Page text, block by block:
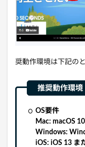
奨動作環境は下記の
OS要件
Mac: macOS
Windows:
iOS: iOS 13 ま